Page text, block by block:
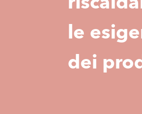
le
dei